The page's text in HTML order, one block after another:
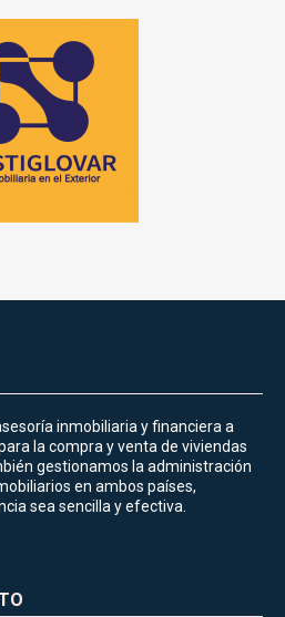
inmobiliaria y financiera a
la compra y venta de viviendas
gestionamos la administración
en ambos países,
sea sencilla y efectiva.